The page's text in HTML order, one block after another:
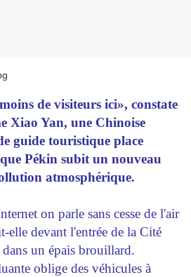
de visiteurs ici», constate
Xiao Yan, une Chinoise
guide touristique place
Pékin subit un nouveau
atmosphérique.
on parle sans cesse de l'air
elle devant l'entrée de la Cité
un épais brouillard.
oblige des véhicules à